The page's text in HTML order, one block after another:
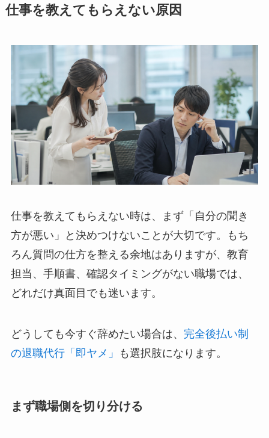
仕事を教えてもらえない原因
仕事を教えてもらえない時は、まず「自分の聞き
方が悪い」と決めつけないことが大切です。もち
ろん質問の仕方を整える余地はありますが、教育
担当、手順書、確認タイミングがない職場では、
どれだけ真面目でも迷います。
どうしても今すぐ辞めたい場合は、 完全後払い制
の退職代行「即ヤメ」
も選択肢になります。
まず職場側を切り分ける